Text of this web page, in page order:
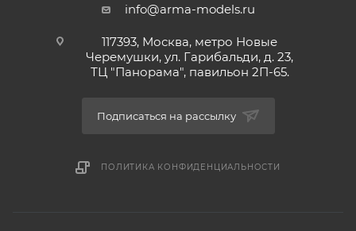
info@arma-models.ru
117393, Москва, метро Новые
Черемушки, ул. Гарибальди, д. 23,
ТЦ "Панорама", павильон 2П-65.
Подписаться на рассылку
ПОЛИТИКА КОНФИДЕНЦИАЛЬНОСТИ